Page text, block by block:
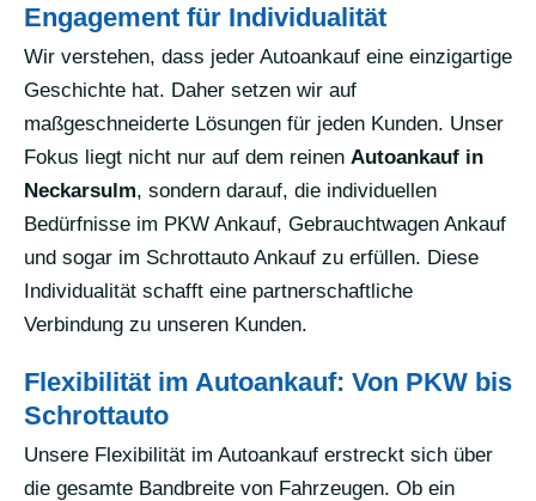
Engagement für Individualität
Wir verstehen, dass jeder Autoankauf eine einzigartige
Geschichte hat. Daher setzen wir auf
maßgeschneiderte Lösungen für jeden Kunden. Unser
Fokus liegt nicht nur auf dem reinen Autoankauf in
Neckarsulm, sondern darauf, die individuellen
Bedürfnisse im PKW Ankauf, Gebrauchtwagen Ankauf
und sogar im Schrottauto Ankauf zu erfüllen. Diese
Individualität schafft eine partnerschaftliche
Verbindung zu unseren Kunden.
Flexibilität im Autoankauf: Von PKW bis
Schrottauto
Unsere Flexibilität im Autoankauf erstreckt sich über
die gesamte Bandbreite von Fahrzeugen. Ob ein